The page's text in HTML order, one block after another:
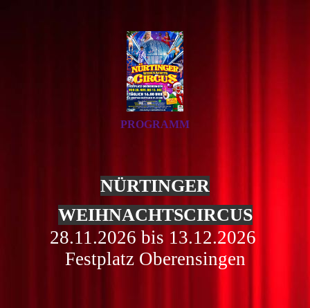
PROGRAMM
NÜRTINGER
WEIHNACHTSCIRCUS
28.11.2026 bis 13.12.2026
Festplatz Oberensingen